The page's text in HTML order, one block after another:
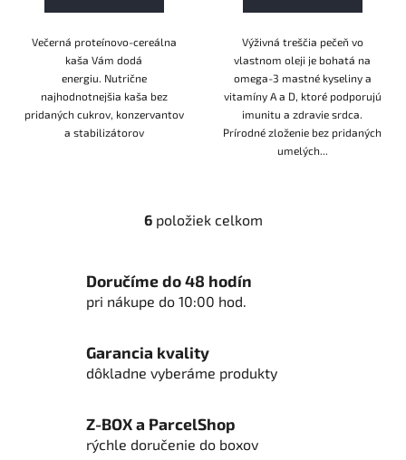
Večerná proteínovo-cereálna
kaša Vám dodá
energiu. Nutrične
najhodnotnejšia kaša bez
pridaných cukrov, konzervantov
a stabilizátorov
Výživná treščia pečeň vo
vlastnom oleji je bohatá na
omega-3 mastné kyseliny a
vitamíny A a D, ktoré podporujú
imunitu a zdravie srdca.
Prírodné zloženie bez pridaných
umelých...
O
á
d
c
i
r
v
6položiek celkom
Doručíme do 48 hodín
pri nákupe do 10:00 hod.
Garancia kvality
dôkladne vyberáme produkty
Z-BOX a ParcelShop
rýchle doručenie do boxov